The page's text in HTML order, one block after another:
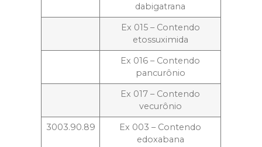
dabigatrana
Ex 015 – Contendo
etossuximida
Ex 016 – Contendo
pancurônio
Ex 017 – Contendo
vecurônio
3003.90.89
Ex 003 – Contendo
edoxabana